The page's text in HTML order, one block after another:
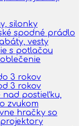
silonky
spodné prádlo
vesty
s potlačou
3 rokov
3 rokov
nad postieľku,
zvukom
hračky so